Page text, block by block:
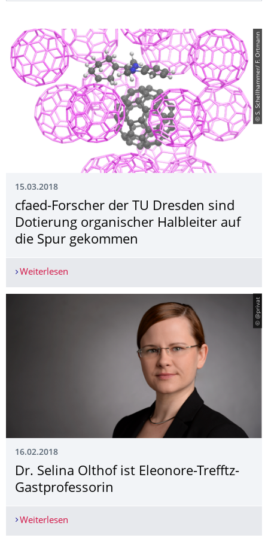
© S. Schellhammer/ F. Ortmann
15.03.2018
cfaed-Forscher der TU Dresden sind
Dotierung organischer Halbleiter auf
die Spur gekommen
Weiterlesen
© @privat
16.02.2018
Dr. Selina Olthof ist Eleonore-Trefftz-
Gastprofessorin
Weiterlesen